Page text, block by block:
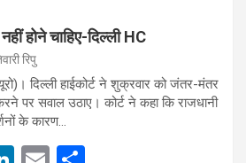
होने चाहिए-दिल्ली HC
रिपु
दिल्ली हाईकोर्ट ने शुक्रवार को जंतर-मंतर
पर सवाल उठाए। कोर्ट ने कहा कि राजधानी
के कारण…